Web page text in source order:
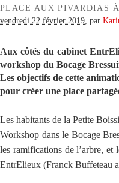
PLACE AUX PIVARDIAS
vendredi 22 février 2019 par
Aux côtés du cabinet
workshop du Bocage
Les objectifs de cette
pour créer une place
Les habitants de la Petite
Workshop dans le Bocage
les ramifications de l’arbre, et
EntrElieux (Franck Buffeteau